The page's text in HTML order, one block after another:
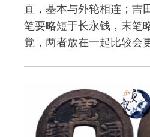
直，基本与外轮相连；吉
笔要略短于长永钱，末笔
觉，两者放在一起比较会